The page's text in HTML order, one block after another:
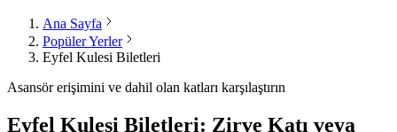
Ana Sayfa
Popüler Yerler
Eyfel Kulesi Biletleri
Asansör erişimini ve dahil olan katları karşılaştırın
Eyfel Kulesi Biletleri: Zirve Katı veya